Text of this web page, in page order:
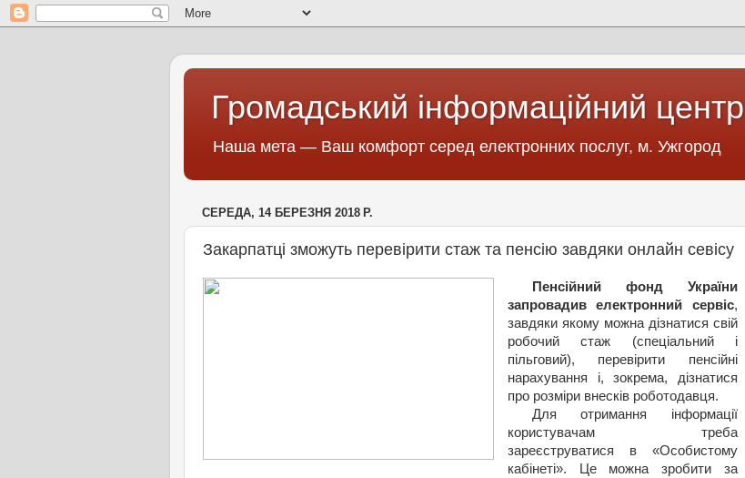
Громадський інформаційний центр
Наша мета — Ваш комфорт серед електронних послуг, м. Ужгород
СЕРЕДА, 14 БЕРЕЗНЯ 2018 Р.
Закарпатці зможуть перевірити стаж та пенсію завдяки онлайн севісу
Пенсійний фонд України
запровадив електронний сервіс,
завдяки якому можна дізнатися свій
робочий стаж (спеціальний і
пільговий), перевірити пенсійні
нарахування і, зокрема, дізнатися
про розміри внесків роботодавця.
Для отримання інформації
користувачам треба
зареєструватися в «Особистому
кабінеті». Це можна зробити за